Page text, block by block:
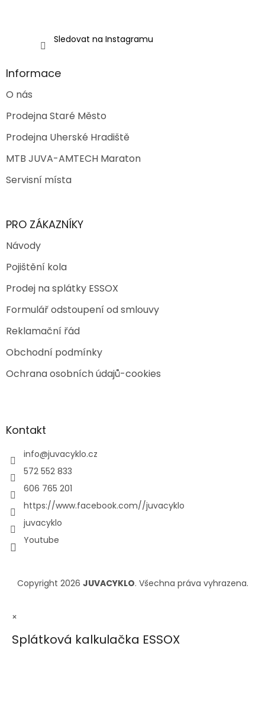
Sledovat na Instagramu
Informace
O nás
Prodejna Staré Město
Prodejna Uherské Hradiště
MTB JUVA-AMTECH Maraton
Servisní místa
PRO ZÁKAZNÍKY
Návody
Pojištění kola
Prodej na splátky ESSOX
Formulář odstoupení od smlouvy
Reklamační řád
Obchodní podmínky
Ochrana osobních údajů-cookies
Kontakt
info@juvacyklo.cz
572 552 833
606 765 201
https://www.facebook.com//juvacyklo
juvacyklo
Youtube
Copyright 2026 JUVACYKLO. Všechna práva vyhrazena.
×
Splátková kalkulačka ESSOX